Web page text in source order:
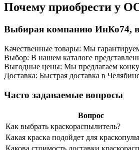
Почему приобрести у
Выбирая компанию ИнКо74,
Качественные товары: Мы
Выбор: В нашем каталоге
Выгодные цены: Мы предлагаем
Доставка: Быстрая доставка в
Часто задаваемые вопросы
Вопрос
Как выбрать краскораспылитель?
Какая краска подойдет для